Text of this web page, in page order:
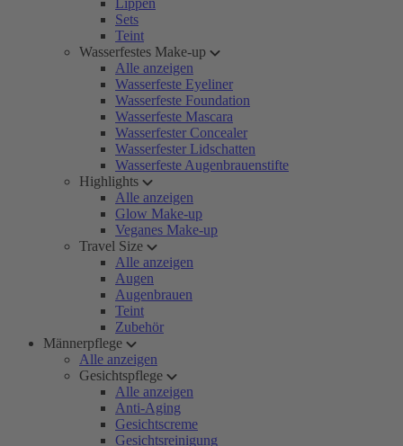
Lippen
Sets
Teint
Wasserfestes Make-up
Alle anzeigen
Wasserfeste Eyeliner
Wasserfeste Foundation
Wasserfeste Mascara
Wasserfester Concealer
Wasserfester Lidschatten
Wasserfeste Augenbrauenstifte
Highlights
Alle anzeigen
Glow Make-up
Veganes Make-up
Travel Size
Alle anzeigen
Augen
Augenbrauen
Teint
Zubehör
Männerpflege
Alle anzeigen
Gesichtspflege
Alle anzeigen
Anti-Aging
Gesichtscreme
Gesichtsreinigung